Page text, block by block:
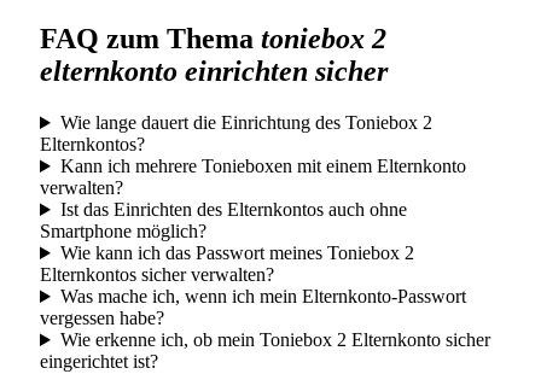
FAQ zum Thema toniebox 2
elternkonto einrichten sicher
Wie lange dauert die Einrichtung des Toniebox 2
Elternkontos?
Kann ich mehrere Tonieboxen mit einem Elternkonto
verwalten?
Ist das Einrichten des Elternkontos auch ohne
Smartphone möglich?
Wie kann ich das Passwort meines Toniebox 2
Elternkontos sicher verwalten?
Was mache ich, wenn ich mein Elternkonto-Passwort
vergessen habe?
Wie erkenne ich, ob mein Toniebox 2 Elternkonto sicher
eingerichtet ist?